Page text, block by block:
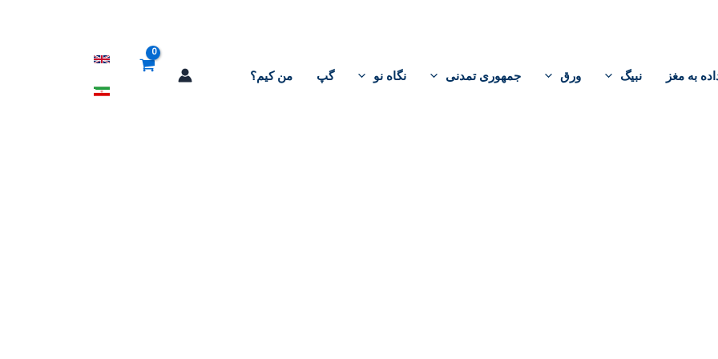
به مغز نبیگ ورق جمهوری تمدنی نگاه نو گپ من کیم؟